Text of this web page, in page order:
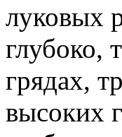
луковых
глубоко,
грядах,
высоких